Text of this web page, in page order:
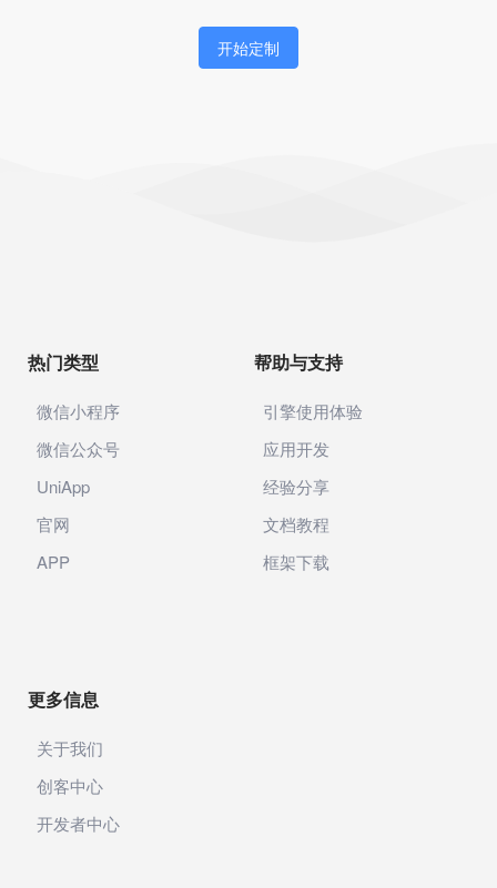
开始定制
热门类型
微信小程序
微信公众号
UniApp
官网
APP
帮助与支持
引擎使用体验
应用开发
经验分享
文档教程
框架下载
更多信息
关于我们
创客中心
开发者中心